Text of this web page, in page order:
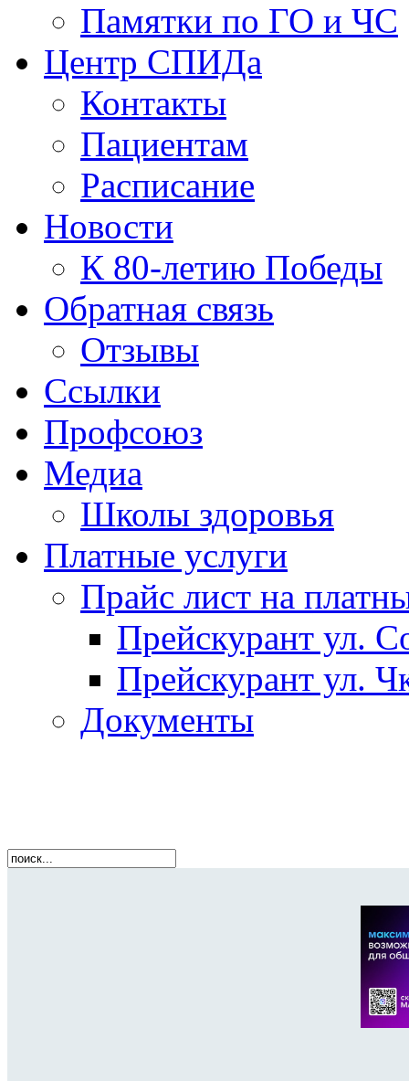
Памятки по ГО и ЧС
Центр СПИДа
Контакты
Пациентам
Расписание
Новости
К 80-летию Победы
Обратная связь
Отзывы
Ссылки
Профсоюз
Медиа
Школы здоровья
Платные услуги
Прайс лист на
Прейскурант ул.
Прейскурант ул.
Документы